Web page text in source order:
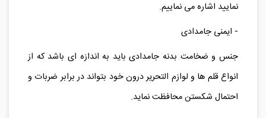
نکته ضروری که در هنگام خرید جامدادی باید به آن توجه
نمایید اشاره می نماییم.
- ایمنی جامدادی
جنس و ضخامت بدنه جامدادی باید به اندازه ای باشد که از
انواع قلم ها و لوازم التحریر درون خود بتواند در برابر ضربات و